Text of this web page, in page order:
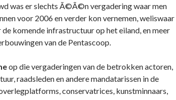
was er slechts Ã©Ã©n vergadering waar men
voor 2006 en verder kon vernemen, weliswaar
de komende infrastructuur op het eiland, en meer
van de Pentascoop.
op die vergaderingen van de betrokken actoren,
raadsleden en andere mandatarissen in de
conservatrices, kunstminnaars,